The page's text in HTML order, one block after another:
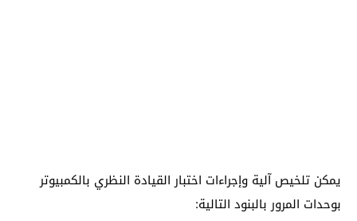
يمكن تلخيص آلية وإجراءات اختبار القيادة النظري بالكمبيوتر
بوحدات المرور بالبنود التالية: